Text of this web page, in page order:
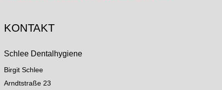
KONTAKT
Schlee Dentalhygiene
Birgit Schlee
Arndtstraße 23